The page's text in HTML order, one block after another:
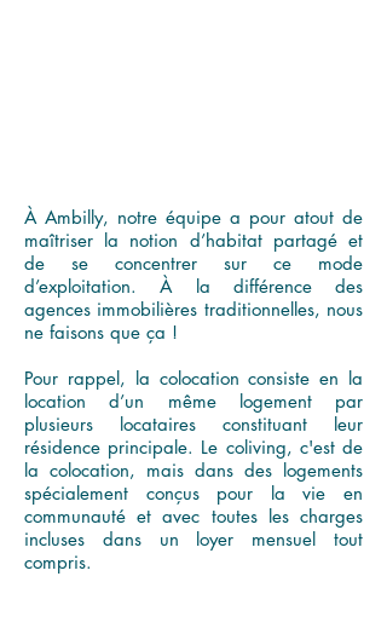
À Ambilly, notre équipe a pour atout de
maîtriser la notion d’habitat partagé et
de se concentrer sur ce mode
d’exploitation. À la différence des
agences immobilières traditionnelles, nous
ne faisons que ça !
Pour rappel, la colocation consiste en la
location d’un même logement par
plusieurs locataires constituant leur
résidence principale. Le coliving, c'est de
la colocation, mais dans des logements
spécialement conçus pour la vie en
communauté et avec toutes les charges
incluses dans un loyer mensuel tout
compris.